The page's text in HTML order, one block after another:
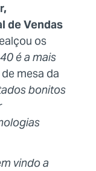
de Vendas
os
é a mais
mesa da
bonitos
vindo a